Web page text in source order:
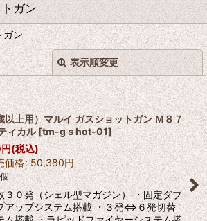
ガン
ン
表示順変更
絞り込む
閉じる
以上用）マルイ ガスショットガン Ｍ８７
ィカル[tm-gｓhot-01]
円(税込)
価格: 50,380円
３０発（シェル型マガジン） ・固定ダブ
アップシステム搭載 ・３発⇔６発切替